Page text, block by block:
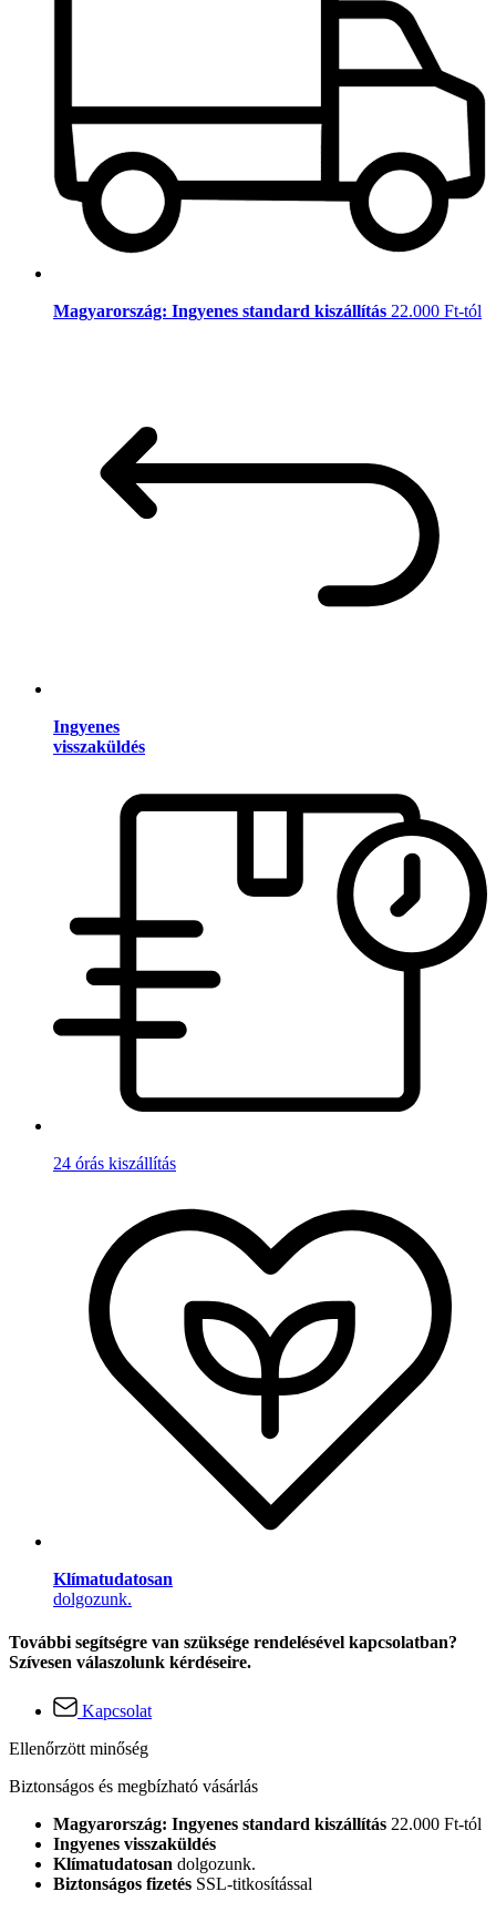
Magyarország: Ingyenes standard kiszállítás 22.000 Ft-tól
Ingyenes
visszaküldés
24 órás kiszállítás
Klímatudatosan
dolgozunk.
További segítségre van szüksége rendelésével kapcsolatban?
Szívesen válaszolunk kérdéseire.
Kapcsolat
Ellenőrzött minőség
Biztonságos és megbízható vásárlás
Magyarország: Ingyenes standard kiszállítás 22.000 Ft-tól
Ingyenes visszaküldés
Klímatudatosan dolgozunk.
Biztonságos fizetés SSL-titkosítással